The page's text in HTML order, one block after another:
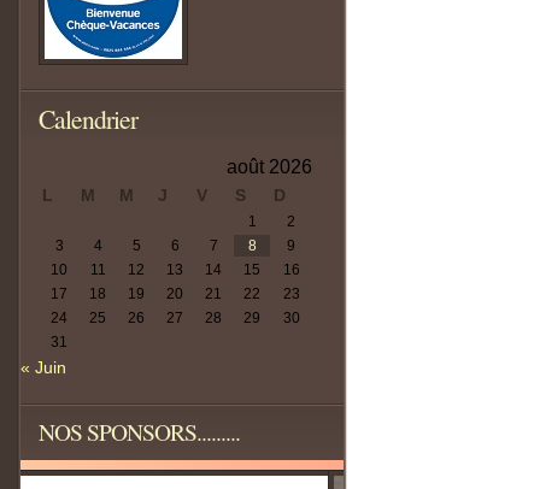
Calendrier
août 2026
L M M J V S D
1
2
3
4 5 6 7 8
9
10
11 12 13 14 15
16
17
18 19 20 21 22
23
24
25 26 27 28 29
30
31
« Juin
NOS SPONSORS.........